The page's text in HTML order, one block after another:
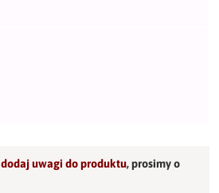
dodaj uwagi do produktu,prosimy o